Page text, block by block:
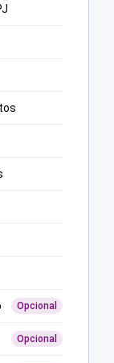
Opcional
Opcional